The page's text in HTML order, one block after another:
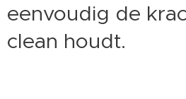
eenvoudig de
clean houdt.